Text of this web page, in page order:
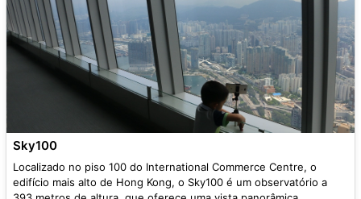
Sky100
Localizado no piso 100 do International Commerce Centre, o
edifício mais alto de Hong Kong, o Sky100 é um observatório a